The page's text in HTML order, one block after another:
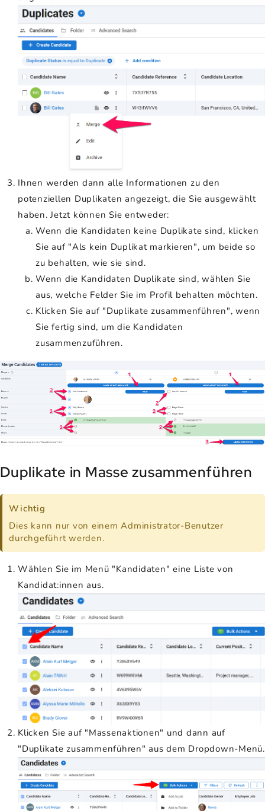
Ihnen werden dann alle Informationen zu den
potenziellen Duplikaten angezeigt, die Sie ausgewählt
haben. Jetzt können Sie entweder:
Wenn die Kandidaten keine Duplikate sind, klicken
Sie auf "Als kein Duplikat markieren", um beide so
zu behalten, wie sie sind.
Wenn die Kandidaten Duplikate sind, wählen Sie
aus, welche Felder Sie im Profil behalten möchten.
Klicken Sie auf "Duplikate zusammenführen", wenn
Sie fertig sind, um die Kandidaten
zusammenzuführen.
Duplikate in Masse zusammenführen
Wichtig
Dies kann nur von einem Administrator-Benutzer
durchgeführt werden.
Wählen Sie im Menü "Kandidaten" eine Liste von
Kandidat:innen aus.
Klicken Sie auf "Massenaktionen" und dann auf
"Duplikate zusammenführen" aus dem Dropdown-Menü.